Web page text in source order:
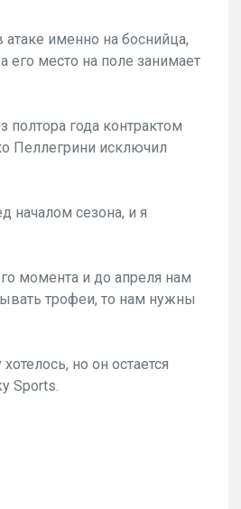
именно на боснийца,
его место на поле занимает
полтора года контрактом
Пеллегрини исключил
началом сезона, и я
момента и до апреля нам
трофеи, то нам нужны
но он остается
Sports.